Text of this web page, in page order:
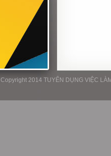
Copyright 2014 TUYỂN DỤNG VIỆC